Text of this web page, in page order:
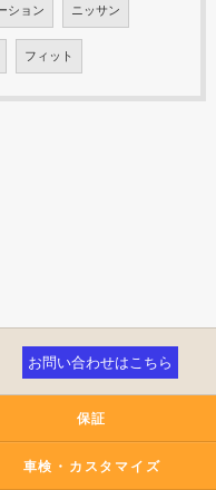
ション ニッサン
フィット
お問い合わせはこちら
保証
車検・カスタマイズ